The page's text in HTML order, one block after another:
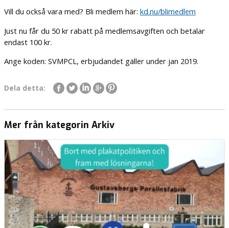
Vill du också vara med? Bli medlem här: kd.nu/blimedlem
Just nu får du 50 kr rabatt på medlemsavgiften och betalar
endast 100 kr.
Ange koden: SVMPCL, erbjudandet gäller under jan 2019.
Dela detta:
Mer från kategorin Arkiv